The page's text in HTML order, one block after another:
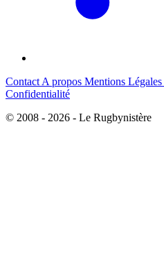
Contact A propos Mentions Légales
Confidentialité
© 2008 - 2026 - Le Rugbynistère